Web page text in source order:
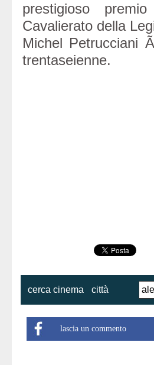
prestigioso
Cavalierato della
Michel Petrucciani
trentaseienne.
cerca cinema città
lascia un commento